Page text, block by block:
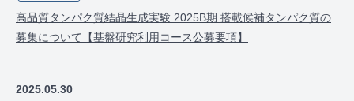
高品質タンパク質結晶生成実験 2025B期 搭載候補タンパク質の
募集について【基盤研究利用コース公募要項】
2025.05.30